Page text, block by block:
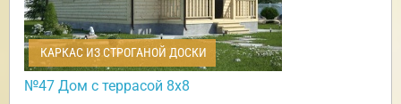
КАРКАС ИЗ СТРОГАНОЙ ДОСКИ
№47 Дом с террасой 8х8